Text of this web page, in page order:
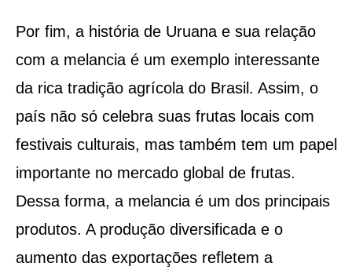
Por fim, a história de Uruana e sua relação
com a melancia é um exemplo interessante
da rica tradição agrícola do Brasil. Assim, o
país não só celebra suas frutas locais com
festivais culturais, mas também tem um papel
importante no mercado global de frutas.
Dessa forma, a melancia é um dos principais
produtos. A produção diversificada e o
aumento das exportações refletem a